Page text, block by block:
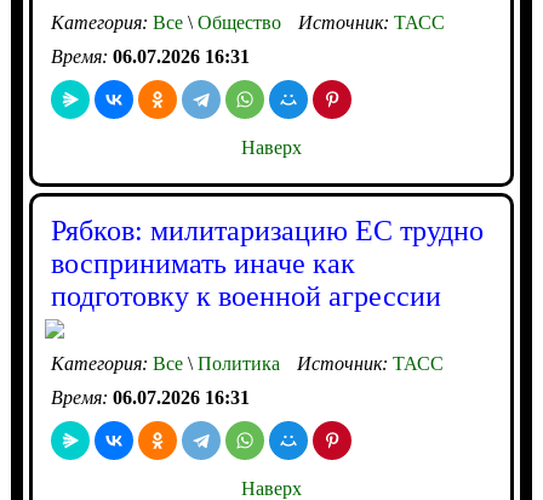
Категория: Все\Общество Источник: ТАСС
Время: 06.07.2026 16:31
Наверх
Рябков: милитаризацию ЕС трудно
воспринимать иначе как
подготовку к военной агрессии
Категория: Все\Политика Источник: ТАСС
Время: 06.07.2026 16:31
Наверх